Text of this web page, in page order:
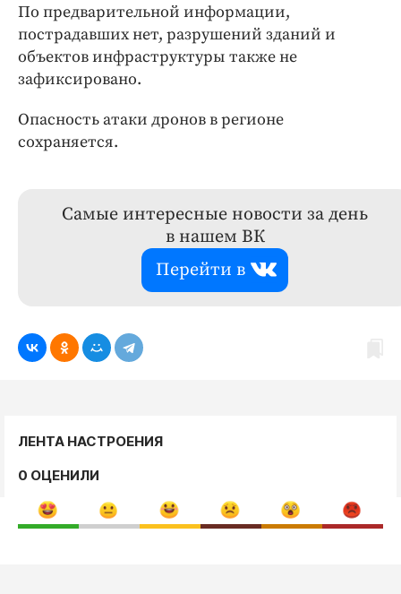
По предварительной информации,
пострадавших нет, разрушений зданий и
объектов инфраструктуры также не
зафиксировано.
Опасность атаки дронов в регионе
сохраняется.
Самые интересные новости за день
в нашем ВК
Перейти в
ЛЕНТА НАСТРОЕНИЯ
0 ОЦЕНИЛИ